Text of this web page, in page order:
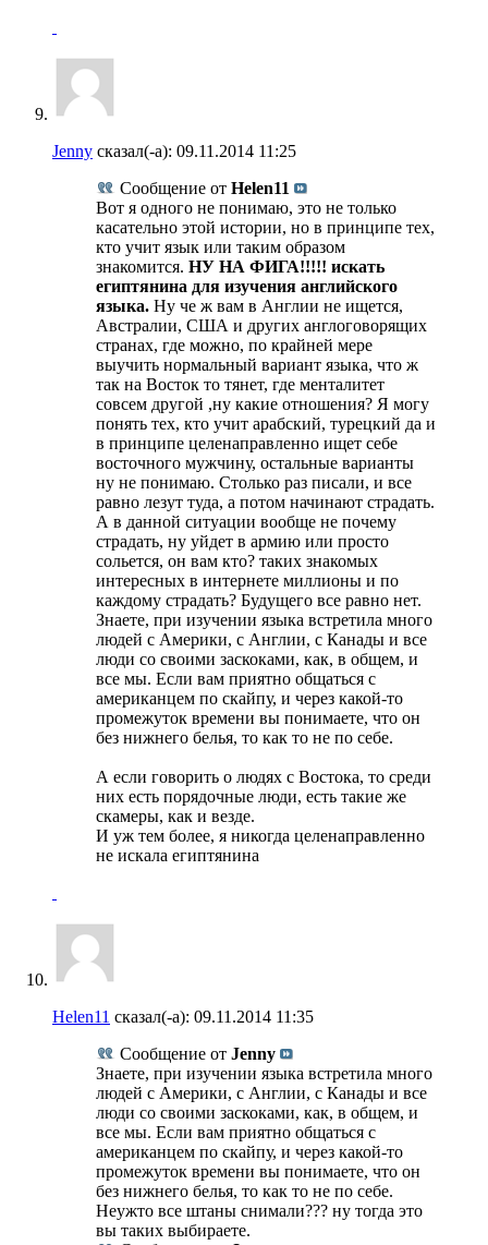
Jenny сказал(-а): 09.11.2014 11:25
Сообщение от Helen11
Вот я одного не понимаю, это не только
касательно этой истории, но в принципе тех,
кто учит язык или таким образом
знакомится. НУ НА ФИГА!!!!! искать
египтянина для изучения английского
языка. Ну че ж вам в Англии не ищется,
Австралии, США и других англоговорящих
странах, где можно, по крайней мере
выучить нормальный вариант языка, что ж
так на Восток то тянет, где менталитет
совсем другой ,ну какие отношения? Я могу
понять тех, кто учит арабский, турецкий да и
в принципе целенаправленно ищет себе
восточного мужчину, остальные варианты
ну не понимаю. Столько раз писали, и все
равно лезут туда, а потом начинают страдать.
А в данной ситуации вообще не почему
страдать, ну уйдет в армию или просто
сольется, он вам кто? таких знакомых
интересных в интернете миллионы и по
каждому страдать? Будущего все равно нет.
Знаете, при изучении языка встретила много
людей с Америки, с Англии, с Канады и все
люди со своими заскоками, как, в общем, и
все мы. Если вам приятно общаться с
американцем по скайпу, и через какой-то
промежуток времени вы понимаете, что он
без нижнего белья, то как то не по себе.
А если говорить о людях с Востока, то среди
них есть порядочные люди, есть такие же
скамеры, как и везде.
И уж тем более, я никогда целенаправленно
не искала египтянина
Helen11 сказал(-а): 09.11.2014 11:35
Сообщение от Jenny
Знаете, при изучении языка встретила много
людей с Америки, с Англии, с Канады и все
люди со своими заскоками, как, в общем, и
все мы. Если вам приятно общаться с
американцем по скайпу, и через какой-то
промежуток времени вы понимаете, что он
без нижнего белья, то как то не по себе.
Неужто все штаны снимали??? ну тогда это
вы таких выбираете.